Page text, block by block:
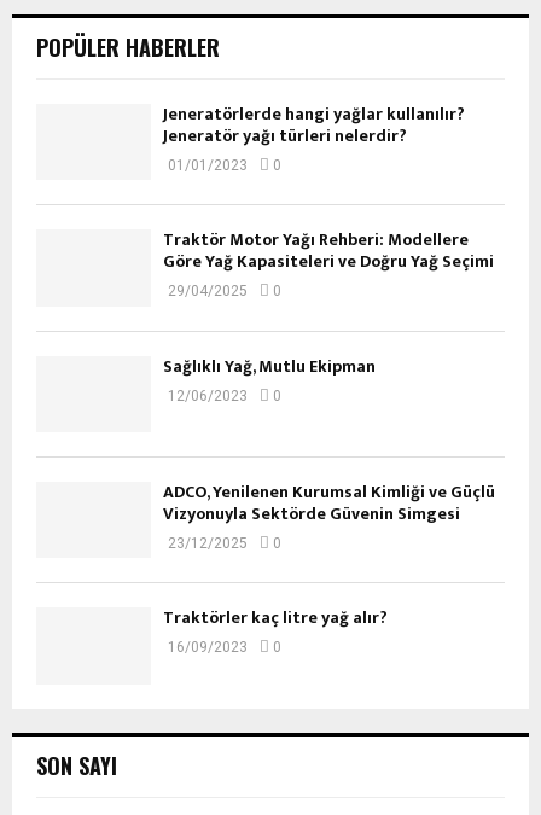
POPÜLER HABERLER
Jeneratörlerde hangi yağlar kullanılır?
Jeneratör yağı türleri nelerdir?
01/01/2023 0
Traktör Motor Yağı Rehberi: Modellere
Göre Yağ Kapasiteleri ve Doğru Yağ Seçimi
29/04/2025 0
Sağlıklı Yağ, Mutlu Ekipman
12/06/2023 0
ADCO, Yenilenen Kurumsal Kimliği ve Güçlü
Vizyonuyla Sektörde Güvenin Simgesi
23/12/2025 0
Traktörler kaç litre yağ alır?
16/09/2023 0
SON SAYI